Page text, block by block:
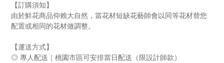
【訂購須知】
由於鮮花商品仰賴大自然，當花材短缺花藝師會以同等花材替您
配置或相同的花材做調整。
【運送方式】
◎ 專人配送｜桃園市區可安排當日配送（限設計師款）